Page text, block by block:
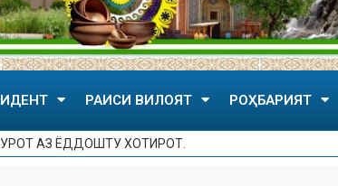
РАИСИ ВИЛОЯТ РОҲБАРИЯТ
АЗ ЁДДОШТУ ХОТИРОТ.